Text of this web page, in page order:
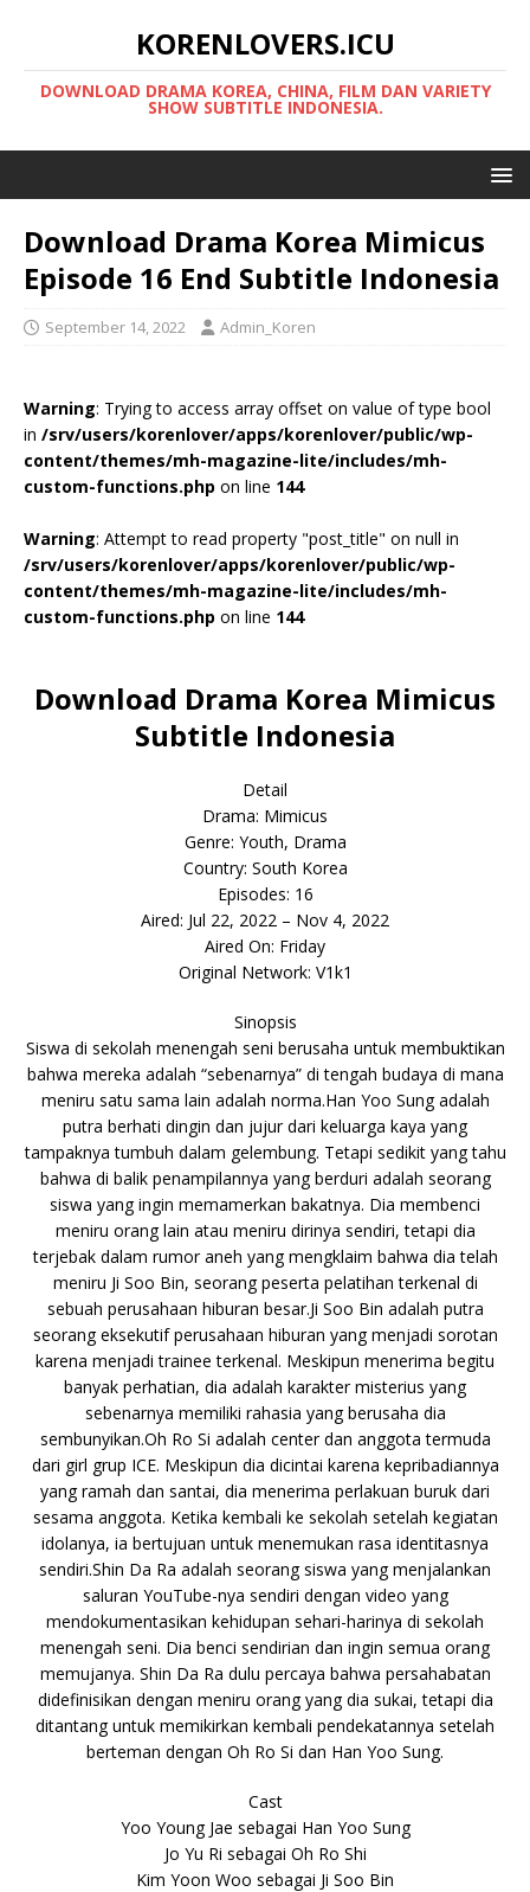
KORENLOVERS.ICU
DOWNLOAD DRAMA KOREA, CHINA, FILM DAN VARIETY
SHOW SUBTITLE INDONESIA.
Download Drama Korea Mimicus
Episode 16 End Subtitle Indonesia
September 14, 2022 Admin_Koren
Warning: Trying to access array offset on value of type bool
in /srv/users/korenlover/apps/korenlover/public/wp-
content/themes/mh-magazine-lite/includes/mh-
custom-functions.php on line 144
Warning: Attempt to read property "post_title" on null in
/srv/users/korenlover/apps/korenlover/public/wp-
content/themes/mh-magazine-lite/includes/mh-
custom-functions.php on line 144
Download Drama Korea Mimicus
Subtitle Indonesia
Detail
Drama: Mimicus
Genre: Youth, Drama
Country: South Korea
Episodes: 16
Aired: Jul 22, 2022 – Nov 4, 2022
Aired On: Friday
Original Network: V1k1
Sinopsis
Siswa di sekolah menengah seni berusaha untuk membuktikan
bahwa mereka adalah “sebenarnya” di tengah budaya di mana
meniru satu sama lain adalah norma.Han Yoo Sung adalah
putra berhati dingin dan jujur ​​dari keluarga kaya yang
tampaknya tumbuh dalam gelembung. Tetapi sedikit yang tahu
bahwa di balik penampilannya yang berduri adalah seorang
siswa yang ingin memamerkan bakatnya. Dia membenci
meniru orang lain atau meniru dirinya sendiri, tetapi dia
terjebak dalam rumor aneh yang mengklaim bahwa dia telah
meniru Ji Soo Bin, seorang peserta pelatihan terkenal di
sebuah perusahaan hiburan besar.Ji Soo Bin adalah putra
seorang eksekutif perusahaan hiburan yang menjadi sorotan
karena menjadi trainee terkenal. Meskipun menerima begitu
banyak perhatian, dia adalah karakter misterius yang
sebenarnya memiliki rahasia yang berusaha dia
sembunyikan.Oh Ro Si adalah center dan anggota termuda
dari girl grup ICE. Meskipun dia dicintai karena kepribadiannya
yang ramah dan santai, dia menerima perlakuan buruk dari
sesama anggota. Ketika kembali ke sekolah setelah kegiatan
idolanya, ia bertujuan untuk menemukan rasa identitasnya
sendiri.Shin Da Ra adalah seorang siswa yang menjalankan
saluran YouTube-nya sendiri dengan video yang
mendokumentasikan kehidupan sehari-harinya di sekolah
menengah seni. Dia benci sendirian dan ingin semua orang
memujanya. Shin Da Ra dulu percaya bahwa persahabatan
didefinisikan dengan meniru orang yang dia sukai, tetapi dia
ditantang untuk memikirkan kembali pendekatannya setelah
berteman dengan Oh Ro Si dan Han Yoo Sung.
Cast
Yoo Young Jae sebagai Han Yoo Sung
Jo Yu Ri sebagai Oh Ro Shi
Kim Yoon Woo sebagai Ji Soo Bin